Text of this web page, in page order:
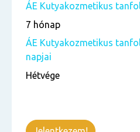
ÁE Kutyakozmetikus
7 hónap
ÁE Kutyakozmetikus
napjai
Hétvége